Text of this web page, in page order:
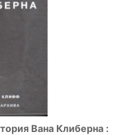
Вана Клиберна :